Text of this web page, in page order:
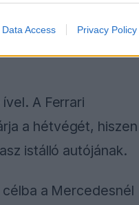
Data Access Privacy Policy
A Ferrari
a hétvégét,
istálló autójának.
a Mercedesnél